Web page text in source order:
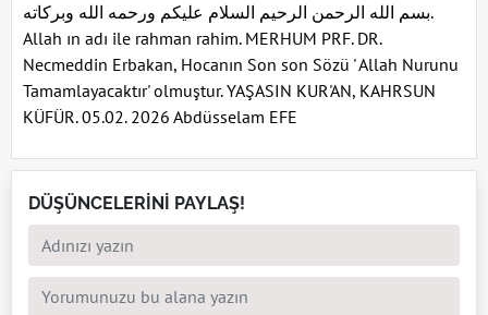
بسم الله الرحمن الرحيم السلام عليكم ورحمه الله وبركاته.
Allah ın adı ile rahman rahim. MERHUM PRF. DR.
Necmeddin Erbakan, Hocanın Son son Sözü ' Allah Nurunu
Tamamlayacaktır' olmuştur. YAŞASIN KUR'AN, KAHRSUN
KÜFÜR. 05.02. 2026 Abdüsselam EFE
DÜŞÜNCELERİNİ PAYLAŞ!